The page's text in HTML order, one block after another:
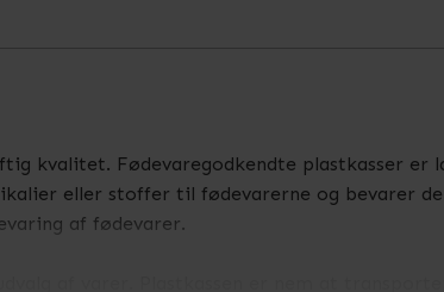
kvalitet. Fødevaregodkendte plastkasser er
eller stoffer til fødevarerne og bevarer
af fødevarer.